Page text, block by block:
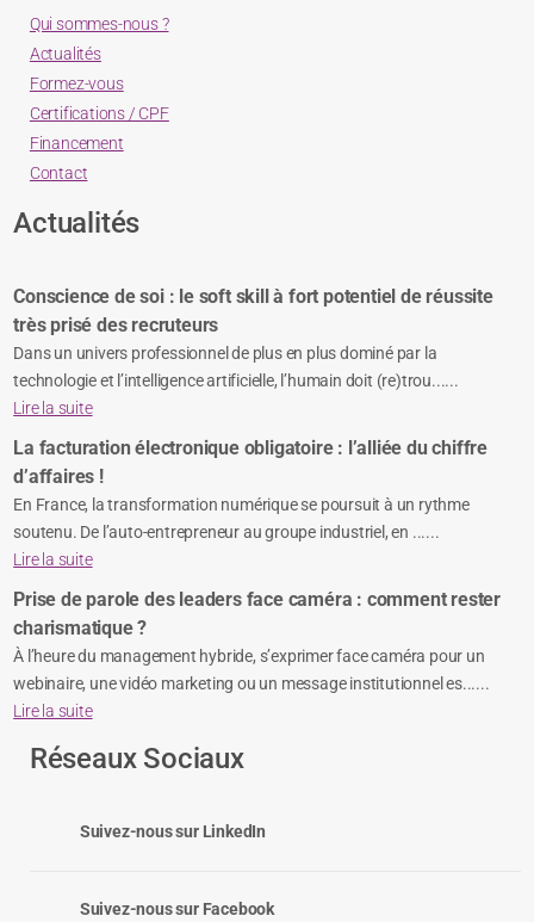
Qui sommes-nous ?
Actualités
Formez-vous
Certifications / CPF
Financement
Contact
Actualités
Conscience de soi : le soft skill à fort potentiel de réussite
très prisé des recruteurs
Dans un univers professionnel de plus en plus dominé par la
technologie et l’intelligence artificielle, l’humain doit (re)trou......
Lire la suite
La facturation électronique obligatoire : l’alliée du chiffre
d’affaires !
En France, la transformation numérique se poursuit à un rythme
soutenu. De l’auto-entrepreneur au groupe industriel, en ......
Lire la suite
Prise de parole des leaders face caméra : comment rester
charismatique ?
À l’heure du management hybride, s’exprimer face caméra pour un
webinaire, une vidéo marketing ou un message institutionnel es......
Lire la suite
Réseaux Sociaux
Suivez-nous sur LinkedIn
Suivez-nous sur Facebook